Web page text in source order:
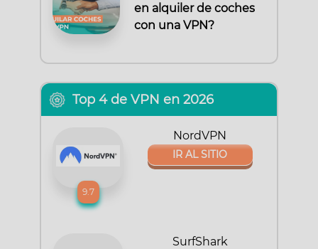
en alquiler de coches
con una VPN?
Top 4 de VPN en 2026
9.7
NordVPN
IR AL SITIO
SurfShark